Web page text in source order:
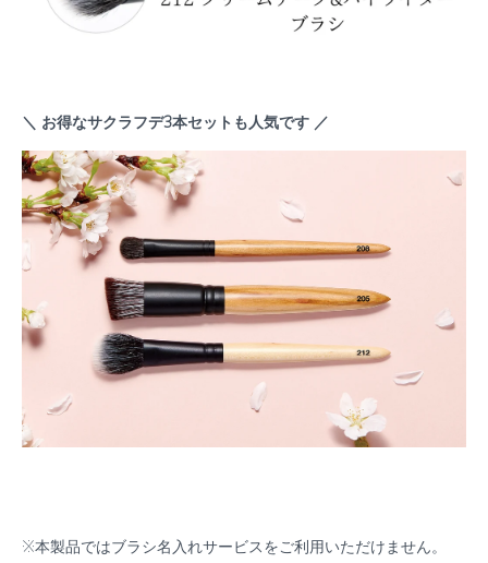
＼ お得なサクラフデ3本セットも人気です ／
※本製品ではブラシ名入れサービスをご利用いただけません。